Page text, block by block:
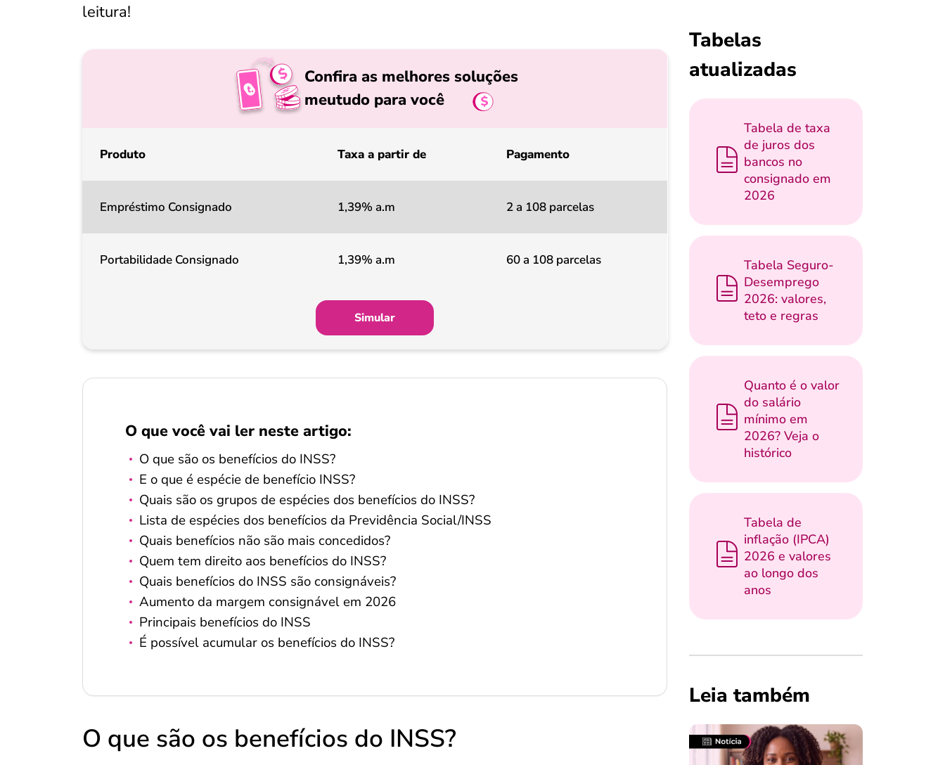
leitura!
Confira as melhores soluções
meutudo para você
Produto Taxa a partir de Pagamento
Empréstimo Consignado 1,39% a.m 2 a 108 parcelas
Portabilidade Consignado 1,39% a.m 60 a 108 parcelas
Simular
O que você vai ler neste artigo:
O que são os benefícios do INSS?
E o que é espécie de benefício INSS?
Quais são os grupos de espécies dos benefícios do INSS?
Lista de espécies dos benefícios da Previdência Social/INSS
Quais benefícios não são mais concedidos?
Quem tem direito aos benefícios do INSS?
Quais benefícios do INSS são consignáveis?
Aumento da margem consignável em 2026
Principais benefícios do INSS
É possível acumular os benefícios do INSS?
O que são os benefícios do INSS?
Tabelas
atualizadas
Tabela de taxa
de juros dos
bancos no
consignado em
2026
Tabela Seguro-
Desemprego
2026: valores,
teto e regras
Quanto é o valor
do salário
mínimo em
2026? Veja o
histórico
Tabela de
inflação (IPCA)
2026 e valores
ao longo dos
anos
Leia também